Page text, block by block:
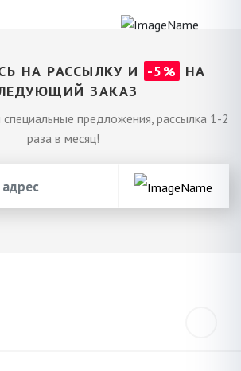
НА РАССЫЛКУ И -5%
НА
ЗАКАЗ
предложения, рассылка 1-2
раза в месяц!